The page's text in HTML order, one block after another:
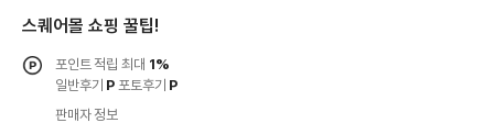
스퀘어몰 쇼핑 꿀팁!
포인트 적립 최대 1%
일반후기 P 포토후기 P
판매자 정보